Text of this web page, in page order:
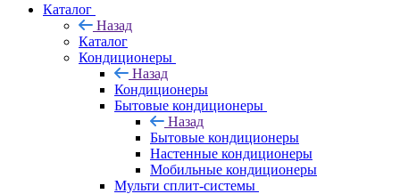
Каталог
Назад
Каталог
Кондиционеры
Назад
Кондиционеры
Бытовые кондиционеры
Назад
Бытовые кондиционеры
Настенные кондиционеры
Мобильные кондиционеры
Мульти сплит-системы